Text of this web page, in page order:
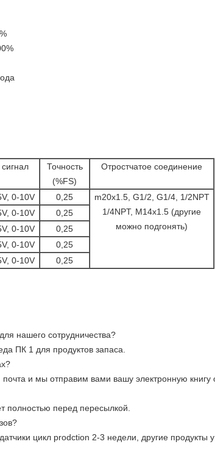
Точность
(%FS)
Отростчатое соединение
0-10V 0,25
m20x1.5, G1/2, G1/4, 1/2NPT
1/4NPT, M14x1.5 (другие
можно подгонять)
0-10V
0,25
0-10V
0,25
0-10V
0,25
0-10V 0,25
нашего сотрудничества?
ПК 1 для продуктов запаса.
и мы отправим вами вашу электронную книгу
полностью перед пересылкой.
цикл prodction 2-3 недели, другие продукты